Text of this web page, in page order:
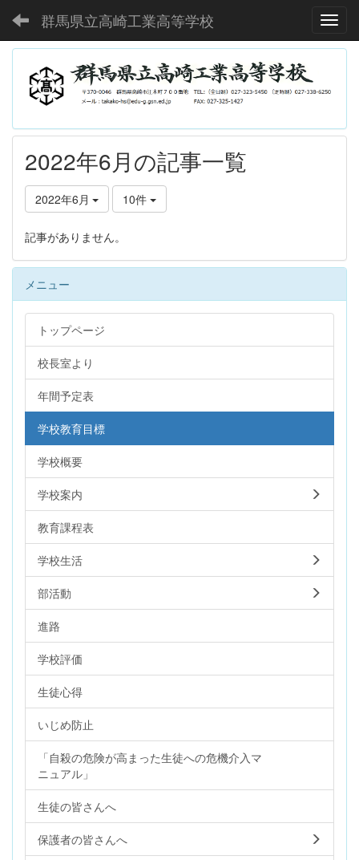
群馬県立高崎工業高等学校
2022年6月の記事一覧
2022年6月 10件
記事がありません。
メニュー
トップページ
校長室より
年間予定表
学校教育目標
学校概要
学校案内
教育課程表
学校生活
部活動
進路
学校評価
生徒心得
いじめ防止
「自殺の危険が高まった生徒への危機介入マ
ニュアル」
生徒の皆さんへ
保護者の皆さんへ